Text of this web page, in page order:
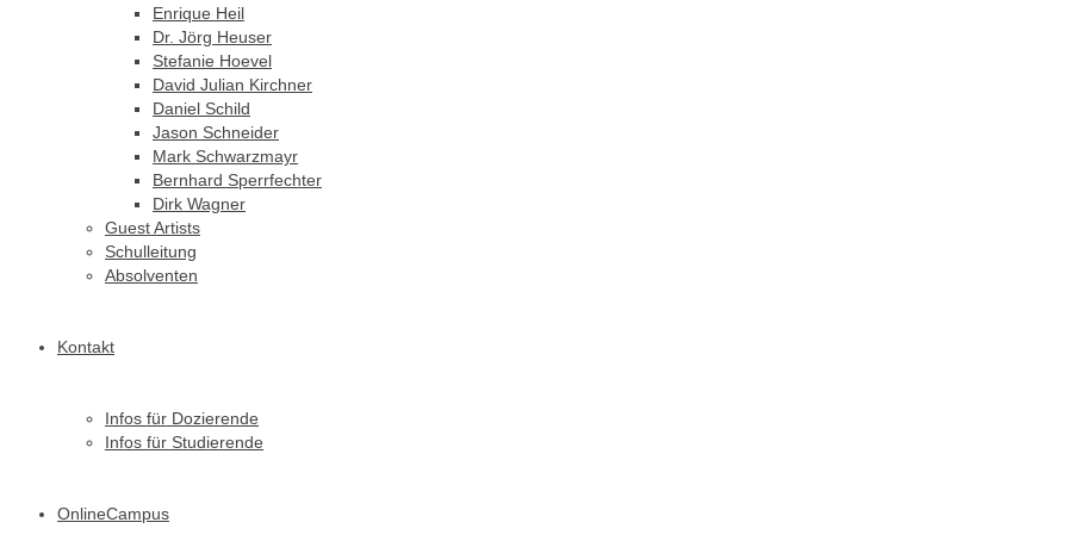
Enrique Heil
Dr. Jörg Heuser
Stefanie Hoevel
David Julian Kirchner
Daniel Schild
Jason Schneider
Mark Schwarzmayr
Bernhard Sperrfechter
Dirk Wagner
Guest Artists
Schulleitung
Absolventen
Kontakt
Infos für Dozierende
Infos für Studierende
OnlineCampus